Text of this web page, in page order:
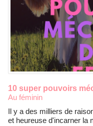
10 super pouvoirs
Au féminin
Il y a des milliers de
et heureuse d'incarner la